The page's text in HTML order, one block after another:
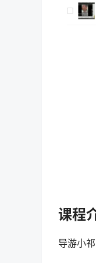
课程
导游小